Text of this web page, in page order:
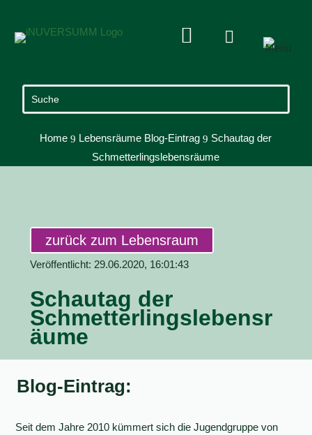
 
Home 9 Lebensräume Blog-Eintrag 9 Schautag der
Schmetterlingslebensräume
zurück zum Lebensraum
Veröffentlicht: 29.06.2020, 16:01:43
Schautag der
Schmetterlingslebensr
äume
Blog-Eintrag:
Seit dem Jahre 2010 kümmert sich die Jugendgruppe von